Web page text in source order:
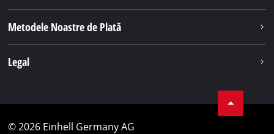
Metodele Noastre de Plată
Legal
© 2026 Einhell Germany AG